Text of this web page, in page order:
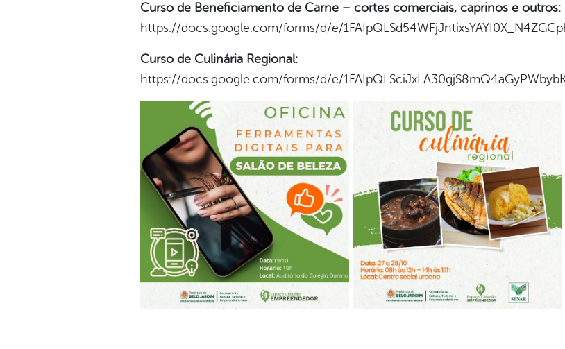
Curso de Beneficiamento de Carne – cortes comerciais, caprinos e outros:
https://docs.google.com/forms/d/e/
Curso de Culinária Regional:
https://docs.google.com/forms/d/e/